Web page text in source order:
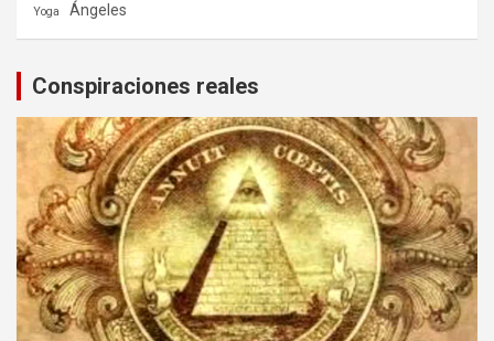
Yoga Ángeles
Conspiraciones reales